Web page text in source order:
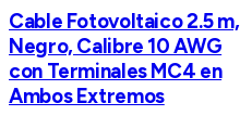
Cable Fotovoltaico 2.5 m,
Negro, Calibre 10 AWG
con Terminales MC4 en
Ambos Extremos